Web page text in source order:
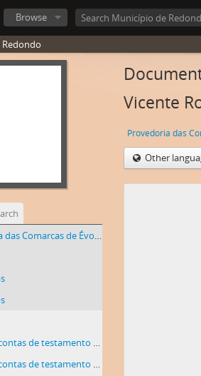
Browse
de Évora e Estremoz
7/786 - Autos de contas de testamento com que faleceu Damião Pestana de Sequeira
8/786 - Autos de contas de testamento com que faleceu Domingas Rita Godinho
Vicente
Other